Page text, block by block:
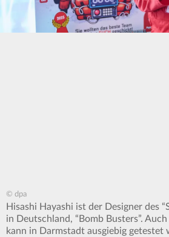
© dpa
Hisashi Hayashi ist der Designer des
in Deutschland, “Bomb Busters”.
kann in Darmstadt ausgiebig getestet